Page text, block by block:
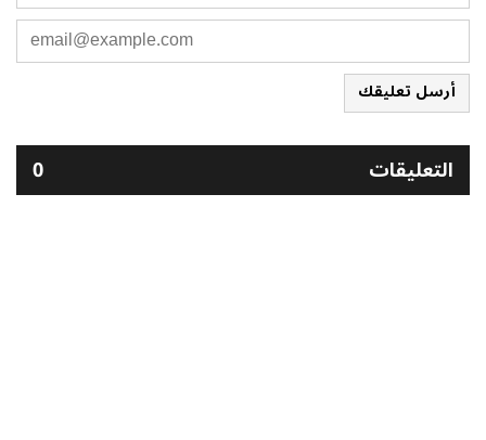
أرسل تعليقك
التعليقات 0